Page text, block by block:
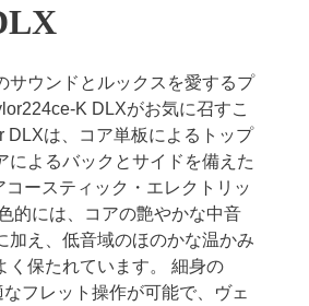
サウンドとルックスを愛するプ
K DLXがお気に召すこ
DLXは、コア単板によるトップ
によるバックとサイドを備えた
ースティック・エレクトリッ
的には、コアの艶やかな中音
加え、低音域のほのかな温かみ
く保たれています。 細身の
フレット操作が可能で、ヴェ